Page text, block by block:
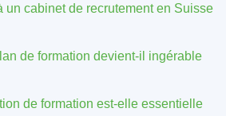
un cabinet de recrutement en Suisse
de formation devient-il ingérable
de formation est-elle essentielle